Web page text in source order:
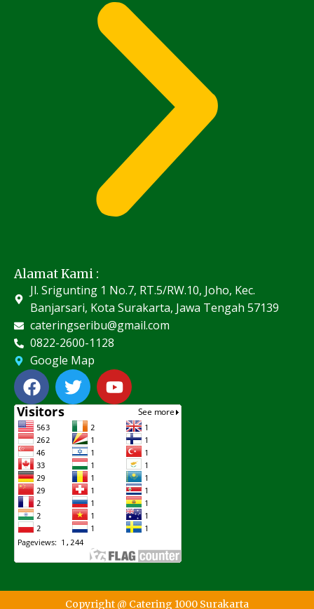
Alamat Kami :
Jl. Srigunting 1 No.7, RT.5/RW.10, Joho, Kec.
Banjarsari, Kota Surakarta, Jawa Tengah 57139
cateringseribu@gmail.com
0822-2600-1128
Google Map
F
a
c
e
b
o
o
k
T
w
i
t
t
e
r
Y
o
u
Copyright @ Catering 1000 Surakarta